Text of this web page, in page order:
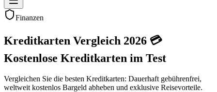
Finanzen
Kreditkarten Vergleich 2026 💳
Kostenlose Kreditkarten im Test
Vergleichen Sie die besten Kreditkarten: Dauerhaft gebührenfrei,
weltweit kostenlos Bargeld abheben und exklusive Reisevorteile.